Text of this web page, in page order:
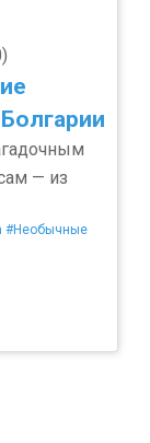
— из
#Необычные